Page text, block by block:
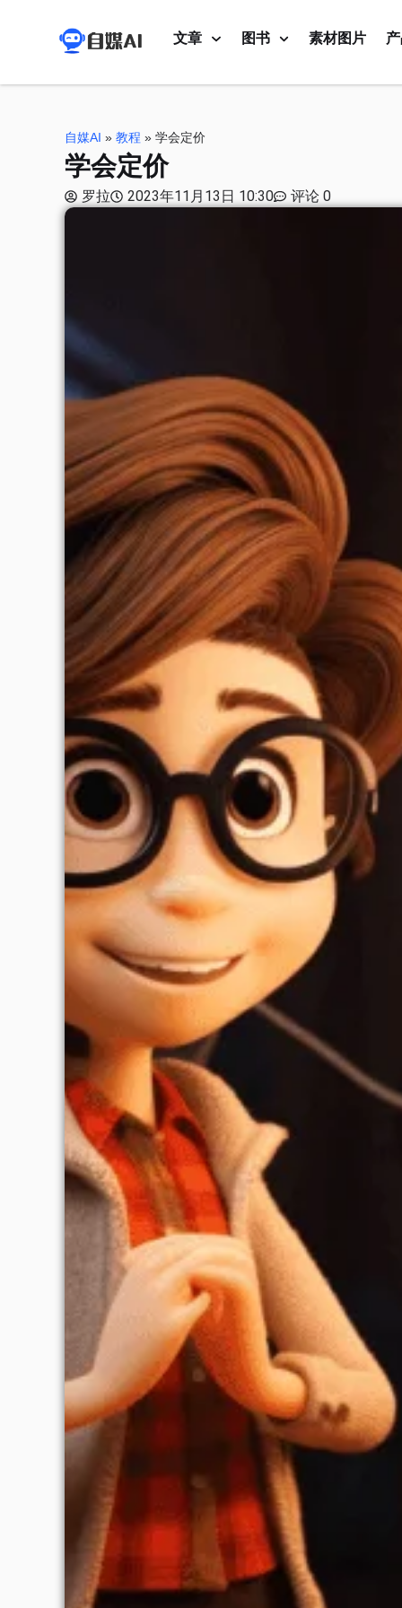
文章 图书 素材图片
自媒AI » 教程 » 学会定价
学会定价
罗拉 2023年11月13日 10:30 评论 0